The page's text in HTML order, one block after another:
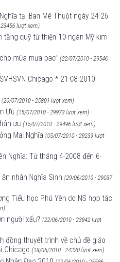
tại Ban Mê Thuột ngày 24-26
lượt xem)
tặng quỹ từ thiện 10 ngàn Mỹ kim
mùa mưa bão” (22/07/2010 - 29546
Chicago * 21-08-2010
(20/07/2010 - 25801 lượt xem)
Ưu (15/07/2010 - 29973 lượt xem)
ưu (15/07/2010 - 29496 lượt xem)
Mai Nghĩa (05/07/2010 - 29239 lượt
Nghĩa: Từ tháng 4-2008 đến 6-
nhân Nghĩa Sinh (29/06/2010 - 29037
Tiểu học Phú Yên do NS hợp tác
người xấu? (22/06/2010 - 23942 lượt
đồng thuyết trình về chủ đề giáo
Chicago (18/06/2010 - 24320 lượt xem)